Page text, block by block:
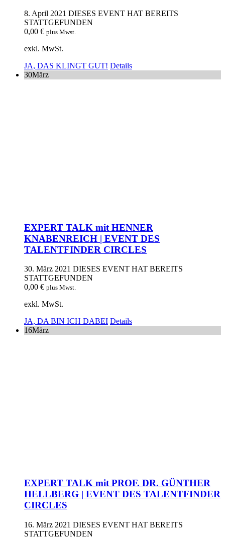
8. April 2021 DIESES EVENT HAT BEREITS
STATTGEFUNDEN
0,00 € plus Mwst.
exkl. MwSt.
JA, DAS KLINGT GUT! Details
30März
EXPERT TALK mit HENNER
KNABENREICH | EVENT DES
TALENTFINDER CIRCLES
30. März 2021 DIESES EVENT HAT BEREITS
STATTGEFUNDEN
0,00 € plus Mwst.
exkl. MwSt.
JA, DA BIN ICH DABEI Details
16März
EXPERT TALK mit PROF. DR. GÜNTHER
HELLBERG | EVENT DES TALENTFINDER
CIRCLES
16. März 2021 DIESES EVENT HAT BEREITS
STATTGEFUNDEN